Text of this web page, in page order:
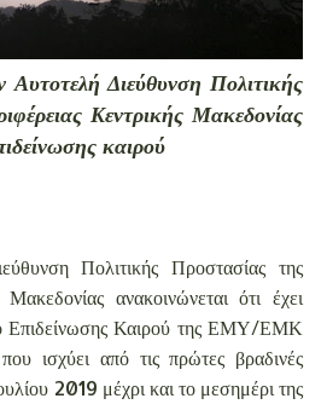
Διεύθυνση Πολιτικής
Κεντρικής Μακεδονίας
καιρού
Πολιτικής Προστασίας της
ανακοινώνεται ότι έχει
Επιδείνωσης Καιρού της ΕΜΥ/ΕΜΚ
ισχύει από τις πρώτες βραδινές
2019 μέχρι και το μεσημέρι της